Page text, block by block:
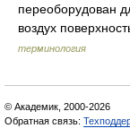
переоборудован
воздух
терминология
© Академик, 2000-2026
Обратная связь: